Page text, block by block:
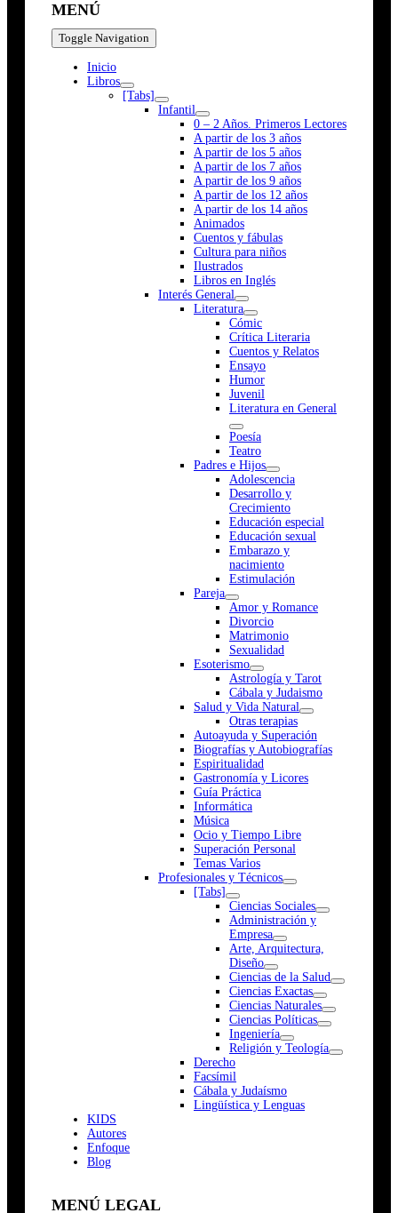
MENÚ
Toggle Navigation
Inicio
Libros
[Tabs]
Infantil
0 – 2 Años. Primeros Lectores
A partir de los 3 años
A partir de los 5 años
A partir de los 7 años
A partir de los 9 años
A partir de los 12 años
A partir de los 14 años
Animados
Cuentos y fábulas
Cultura para niños
Ilustrados
Libros en Inglés
Interés General
Literatura
Cómic
Crítica Literaria
Cuentos y Relatos
Ensayo
Humor
Juvenil
Literatura en General
Poesía
Teatro
Padres e Hijos
Adolescencia
Desarrollo y
Crecimiento
Educación especial
Educación sexual
Embarazo y
nacimiento
Estimulación
Pareja
Amor y Romance
Divorcio
Matrimonio
Sexualidad
Esoterismo
Astrología y Tarot
Cábala y Judaismo
Salud y Vida Natural
Otras terapias
Autoayuda y Superación
Biografías y Autobiografías
Espiritualidad
Gastronomía y Licores
Guía Práctica
Informática
Música
Ocio y Tiempo Libre
Superación Personal
Temas Varios
Profesionales y Técnicos
[Tabs]
Ciencias Sociales
Administración y
Empresa
Arte, Arquitectura,
Diseño
Ciencias de la Salud
Ciencias Exactas
Ciencias Naturales
Ciencias Políticas
Ingeniería
Religión y Teología
Derecho
Facsímil
Cábala y Judaísmo
Lingüística y Lenguas
KIDS
Autores
Enfoque
Blog
MENÚ LEGAL